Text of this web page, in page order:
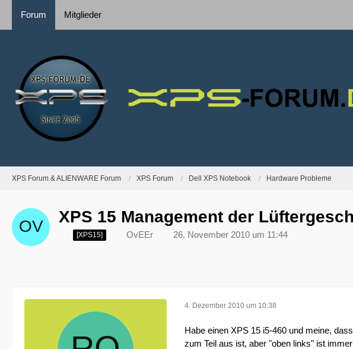
Forum Mitglieder
XPS Forum & ALIENWARE Forum XPS Forum Dell XPS Notebook Hardware Probleme
XPS 15 Management der
[XPS15] OvEEr 26. November 2010 um 11:44
4. Dezember 2010 um 10:38
Habe einen XPS 15 i5-460 und meine,
zum Teil aus ist, aber "oben links" ist